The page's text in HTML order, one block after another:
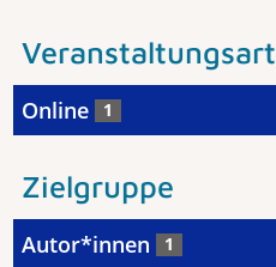
Veranstaltungsart
Online 1
Zielgruppe
Autor*innen 1